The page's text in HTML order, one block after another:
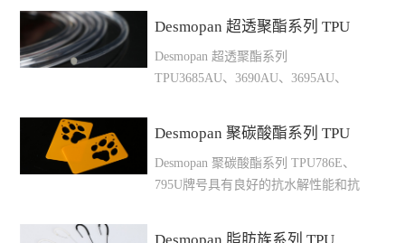
和柔软手感，可用于软规格注塑制品及
电子包胶产品型号硬度A/D密度kg/m³
拉伸强度Mpa断裂伸长率%撕裂强度
kN/m摩擦损耗mm³熔体温度℃模具温
度℃1035AU40A11817.5120030140160-
40701055AU52A119210100045100160-
18020-
19020-
Desmopan 超透聚酯系列 TPU
Desmopan 超透聚酯系列
TPU3685AU、3690AU、3695AU、
出型材制品型号硬度A/D密度kg/m³拉
伸强度Mpa断裂伸长率%撕裂强度kN/m
摩擦损耗mm³熔体温度℃模具温度℃干
度℃3685AU86A1200505008840195-
Desmopan 聚碳酸酯系列 TPU
Desmopan 聚碳酸酯系列 TPU786E、
795U牌号具有良好的抗水解性能和抗